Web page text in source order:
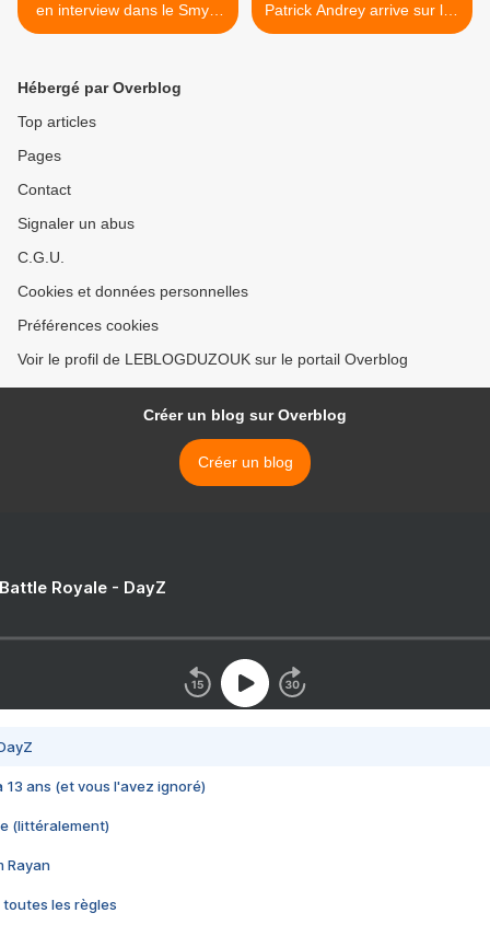
en interview dans le Smyle
Box Club...
Patrick Andrey arrive sur les
ondes leblogduzouk.fr >
Hébergé par Overblog
Top articles
Pages
Contact
Signaler un abus
C.G.U.
Cookies et données personnelles
Préférences cookies
Voir le profil de LEBLOGDUZOUK sur le portail Overblog
Créer un blog sur Overblog
Créer un blog
Royale - DayZ
13 ans (et vous l'avez ignoré)
(littéralement)
Rayan
toutes les règles